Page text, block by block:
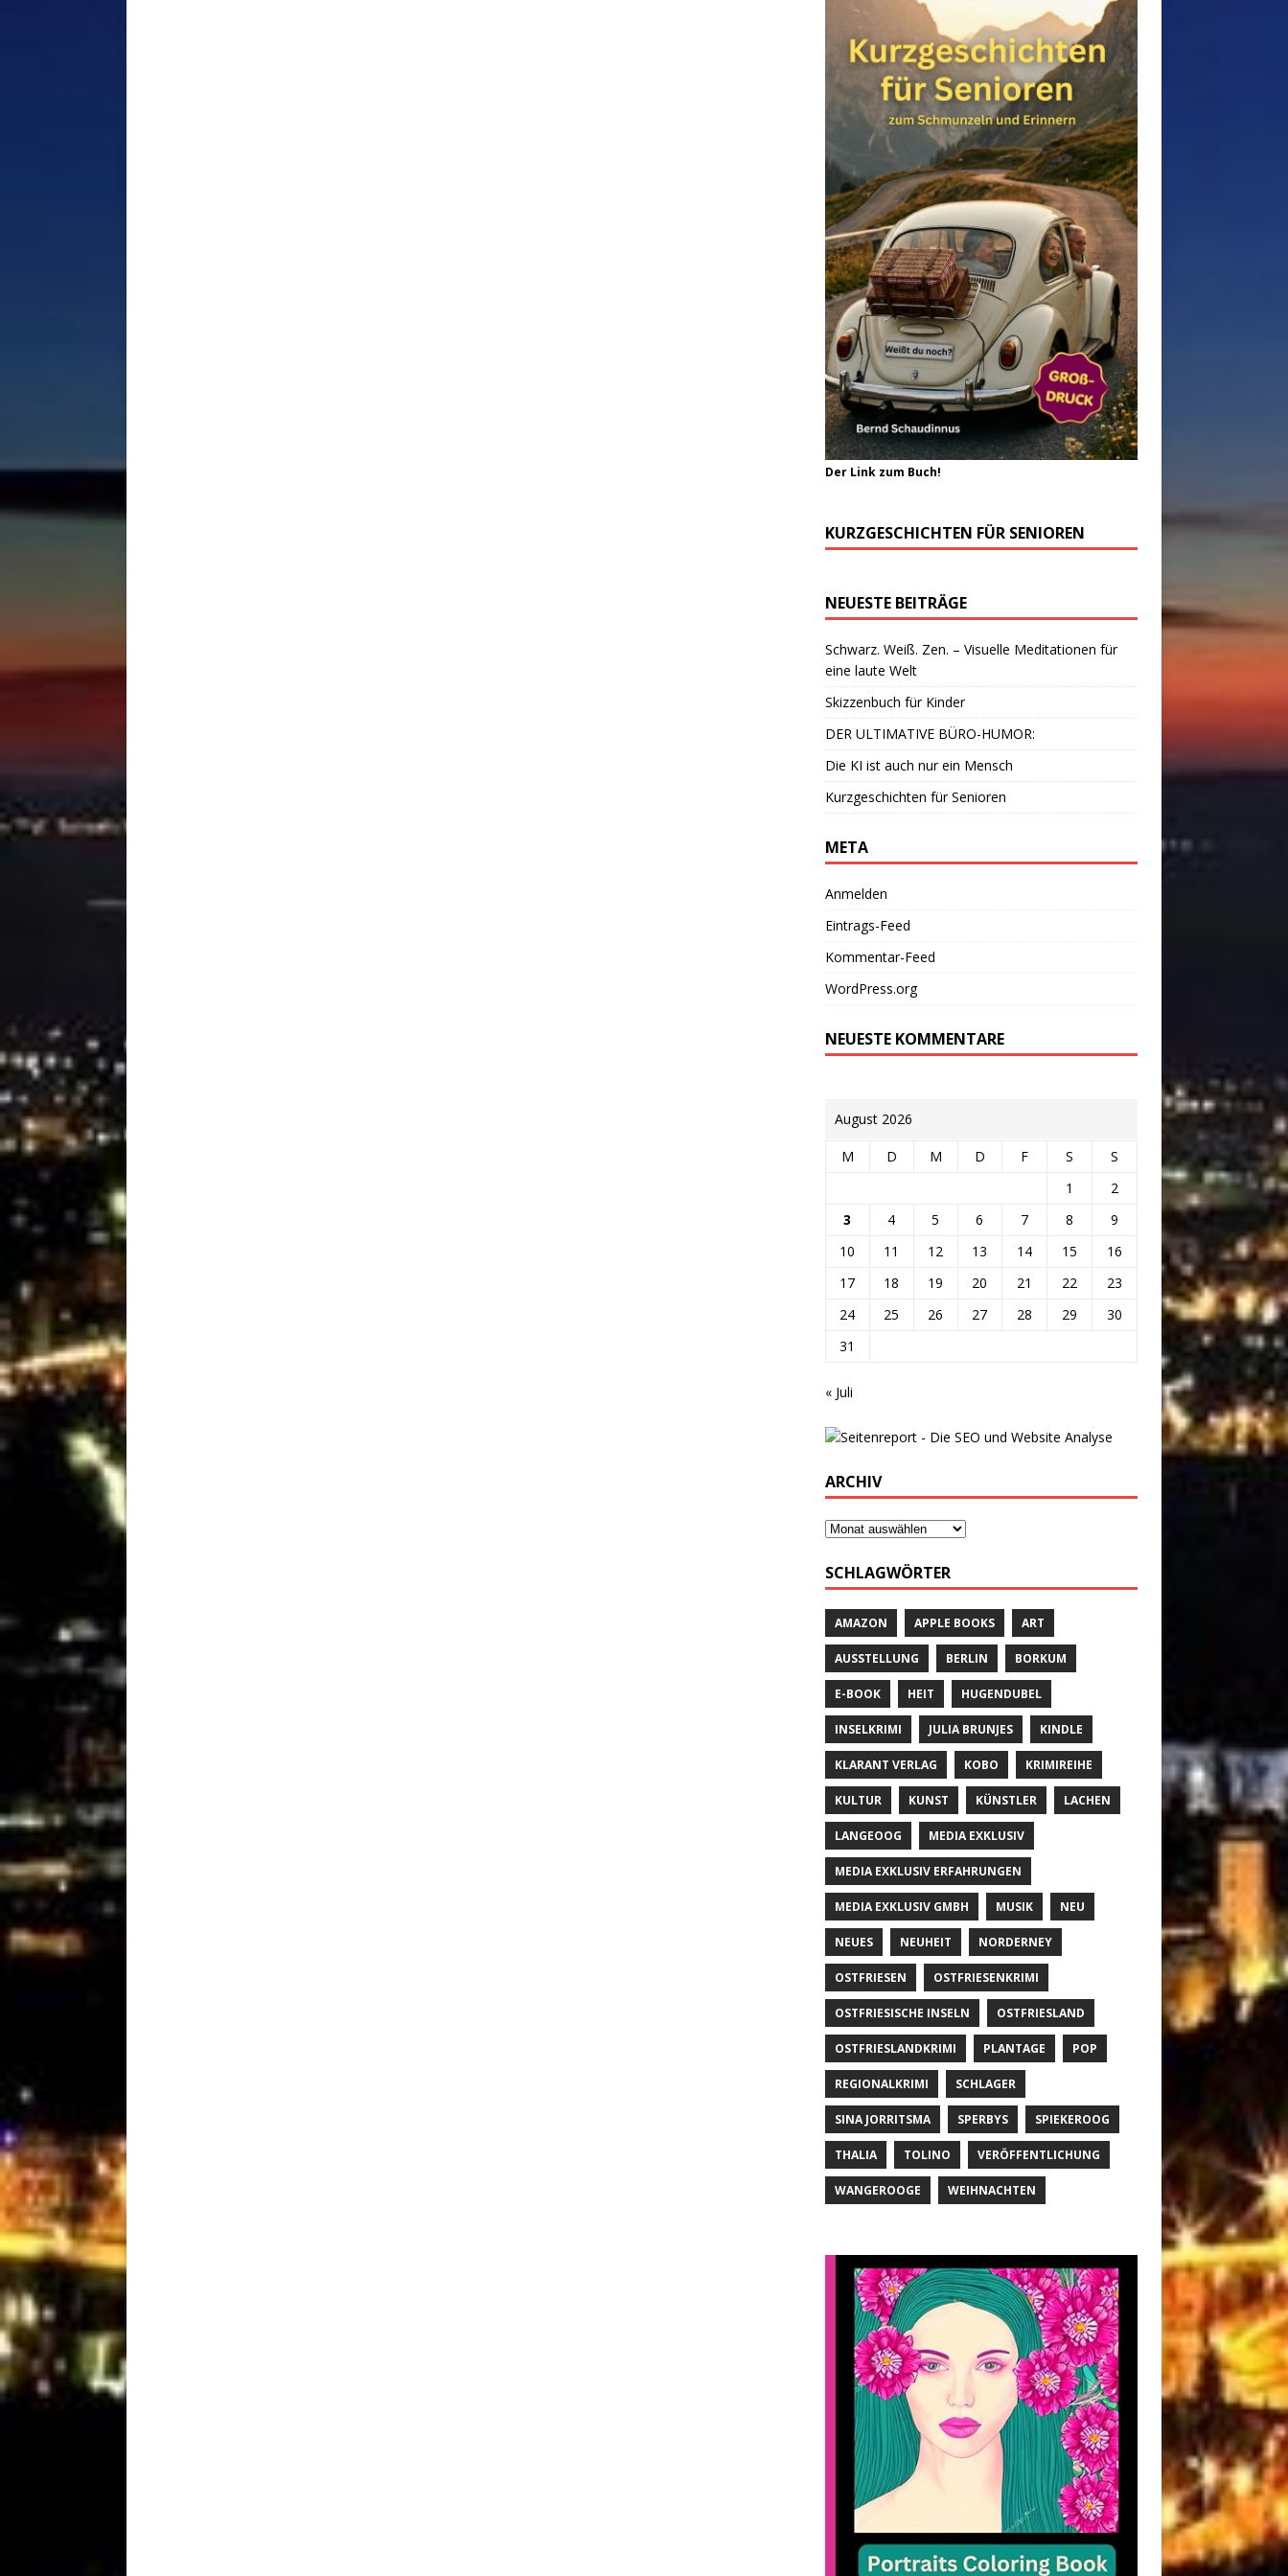
Der Link zum Buch!
KURZGESCHICHTEN FÜR SENIOREN
NEUESTE BEITRÄGE
Schwarz. Weiß. Zen. – Visuelle Meditationen für
eine laute Welt
Skizzenbuch für Kinder
DER ULTIMATIVE BÜRO-HUMOR:
Die KI ist auch nur ein Mensch
Kurzgeschichten für Senioren
META
Anmelden
Eintrags-Feed
Kommentar-Feed
WordPress.org
NEUESTE KOMMENTARE
August 2026
M D M D F S
S
1
2
3
4 5 6 7 8
9
10
11 12 13 14 15
16
17
18 19 20 21 22
23
24
25 26 27 28 29
30
31
« Juli
ARCHIV
SCHLAGWÖRTER
AMAZON APPLE BOOKS ART
AUSSTELLUNG BERLIN BORKUM
E-BOOK HEIT HUGENDUBEL
INSELKRIMI JULIA BRUNJES KINDLE
KLARANT VERLAG KOBO KRIMIREIHE
KULTUR KUNST KÜNSTLER LACHEN
LANGEOOG MEDIA EXKLUSIV
MEDIA EXKLUSIV ERFAHRUNGEN
MEDIA EXKLUSIV GMBH MUSIK NEU
NEUES NEUHEIT NORDERNEY
OSTFRIESEN OSTFRIESENKRIMI
OSTFRIESISCHE INSELN OSTFRIESLAND
OSTFRIESLANDKRIMI PLANTAGE POP
REGIONALKRIMI SCHLAGER
SINA JORRITSMA SPERBYS SPIEKEROOG
THALIA TOLINO VERÖFFENTLICHUNG
WANGEROOGE WEIHNACHTEN